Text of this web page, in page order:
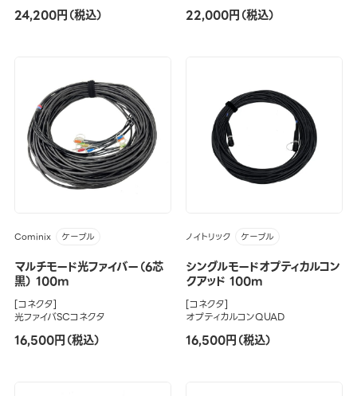
24,200円（税込） 22,000円（税込）
Cominix ケーブル
マルチモード光ファイバー（6芯
黒） 100m
[コネクタ]
光ファイバSCコネクタ
16,500円（税込）
ノイトリック ケーブル
シングルモードオプティカルコン
クアッド 100m
[コネクタ]
オプティカルコンQUAD
16,500円（税込）